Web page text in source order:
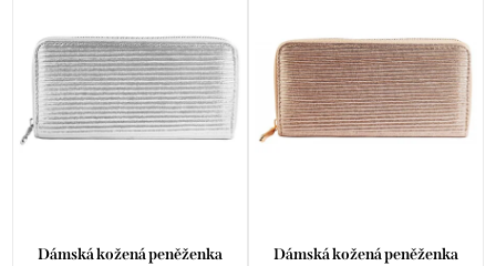
Dámská kožená peněženka
Dámská kožená peněženka